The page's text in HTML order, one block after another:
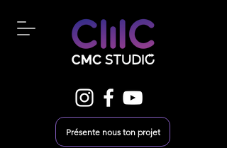
Présente nous ton projet